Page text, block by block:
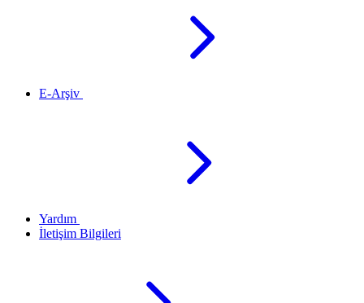
E-Arşiv
Yardım
İletişim Bilgileri